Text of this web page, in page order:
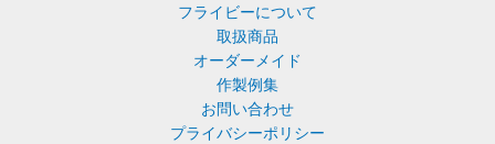
フライビーについて
取扱商品
オーダーメイド
作製例集
お問い合わせ
プライバシーポリシー